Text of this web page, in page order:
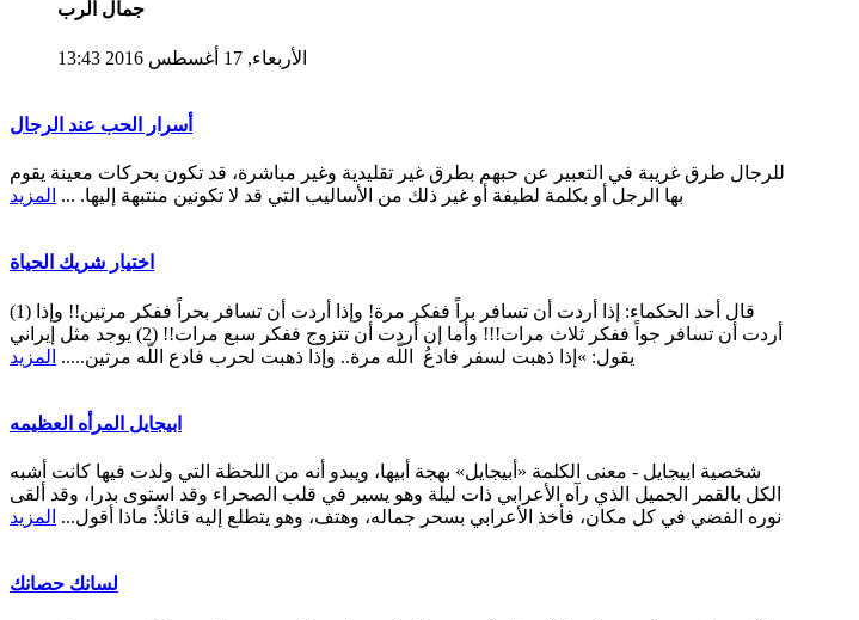
جمال الرب
الأربعاء, 17 أغسطس 2016 13:43
أسرار الحب عند الرجال
للرجال طرق غريبة في التعبير عن حبهم بطرق غير تقليدية وغير مباشرة، قد تكون بحركات معينة يقوم
بها الرجل أو بكلمة لطيفة أو غير ذلك من الأساليب التي قد لا تكونين منتبهة إليها. ... المزيد
اختيار شريك الحياة
(1) قال أحد الحكماء: إذا أردت أن تسافر براً ففكر مرة! وإذا أردت أن تسافر بحراً ففكر مرتين!! وإذا
أردت أن تسافر جواً ففكر ثلاث مرات!!! وأما إن أردت أن تتزوج ففكر سبع مرات!! (2) يوجد مثل إيراني
يقول: »إذا ذهبت لسفر فادعُ اللّه مرة.. وإذا ذهبت لحرب فادع اللّه مرتين..... المزيد
ابيجايل المرأه العظيمه
شخصية ابيجايل - معنى الكلمة «أبيجايل» بهجة أبيها، ويبدو أنه من اللحظة التي ولدت فيها كانت أشبه
الكل بالقمر الجميل الذي رآه الأعرابي ذات ليلة وهو يسير في قلب الصحراء وقد استوى بدرا، وقد ألقى
نوره الفضي في كل مكان، فأخذ الأعرابي بسحر جماله، وهتف، وهو يتطلع إليه قائلاً: ماذا أقول... المزيد
لسانك حصانك